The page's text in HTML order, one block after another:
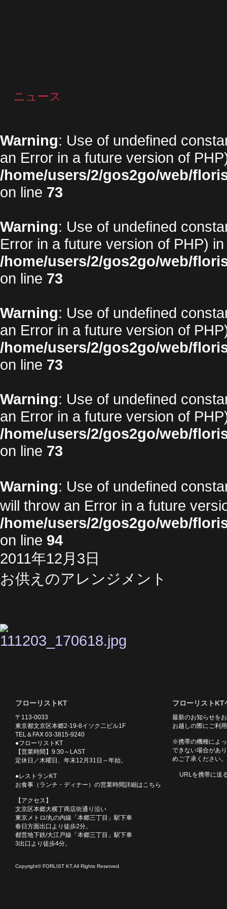
ニュース
Warning: Use of undefined
an Error in a future version of
/home/users/2/gos2go/web/
on line 73
Warning: Use of undefined
Error in a future version of PHP) in
/home/users/2/gos2go/web/
on line 73
Warning: Use of undefined
an Error in a future version of
/home/users/2/gos2go/web/
on line 73
Warning: Use of undefined
an Error in a future version of
/home/users/2/gos2go/web/
on line 73
Warning: Use of undefined
will throw an Error in a future
/home/users/2/gos2go/web/
on line 94
2011年12月3日
お供えのアレンジメント
フローリストKT
〒113-0033
東京都文京区本郷2-19-8イソク二ビル1F
TEL＆FAX 03-3815-9240
●フローリストKT
【営業時間】9:30～LAST
定休日／木曜日、年末12月31日～年始。
●レストランKT
お食事（ランチ・ディナー）の営業時間詳細はこちら
【アクセス】
文京区本郷大横丁商店街通り沿い
東京メトロ/丸の内線「本郷三丁目」駅下車
春日方面出口より徒歩2分。
都営地下鉄/大江戸線「本郷三丁目」駅下車
3出口より徒歩4分。
フローリストKT
最新のお知らせを
お越しの際にご利
※携帯の機種によ
できない場合があ
めご了承ください。
URLを携帯に送
Copyright© FORLIST KT.All Rights Reserved.